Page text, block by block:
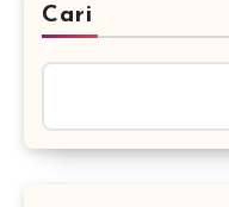
Cari